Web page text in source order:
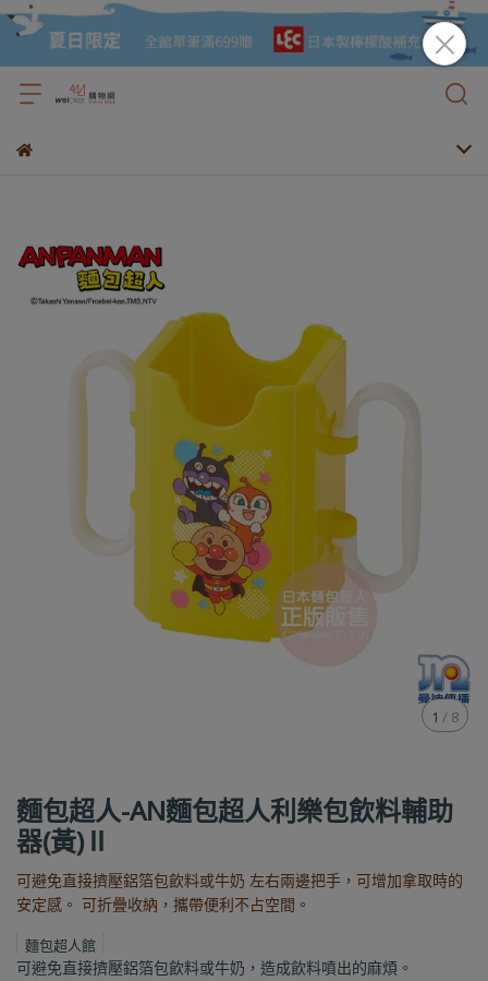
1 /8
麵包超人-AN麵包超人利樂包飲料輔助
器(黃)Ⅱ
可避免直接擠壓鋁箔包飲料或牛奶 左右兩邊把手，可增加拿取時的
安定感。 可折疊收納，攜帶便利不占空間。
麵包超人館
可避免直接擠壓鋁箔包飲料或牛奶，造成飲料噴出的麻煩。